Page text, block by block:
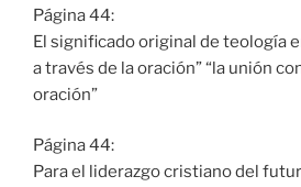
Página 44:
El significado original de teología
a través de la oración” “la unión
oración”
Página 44:
Para el liderazgo cristiano del